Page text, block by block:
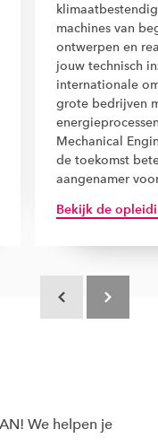
machines van
ontwerpen en
jouw technisch
internationale
grote bedrijven
Mechanical
de toekomst
aangenamer
Bekijk de
We helpen je